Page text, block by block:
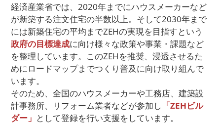
経済産業省では、2020年までにハウスメーカーなど
が新築する注文住宅の半数以上。そして2030年まで
には新築住宅の平均までZEHの実現を目指すという
政府の目標達成に向け様々な政策や事業・課題など
を整理しています。このZEHを推奨、浸透させるた
めにロードマップまでつくり普及に向け取り組んで
います。
そのため、全国のハウスメーカーや工務店、建築設
計事務所、リフォーム業者などが参加し 「ZEHビル
ダー」 として登録を行い支援をしています。